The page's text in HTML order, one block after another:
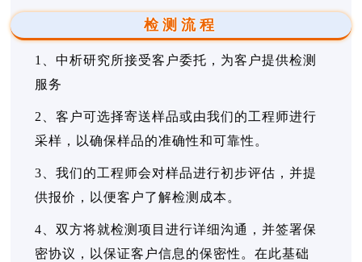
检测流程
1、中析研究所接受客户委托，为客户提供检测
服务
2、客户可选择寄送样品或由我们的工程师进行
采样，以确保样品的准确性和可靠性。
3、我们的工程师会对样品进行初步评估，并提
供报价，以便客户了解检测成本。
4、双方将就检测项目进行详细沟通，并签署保
密协议，以保证客户信息的保密性。在此基础